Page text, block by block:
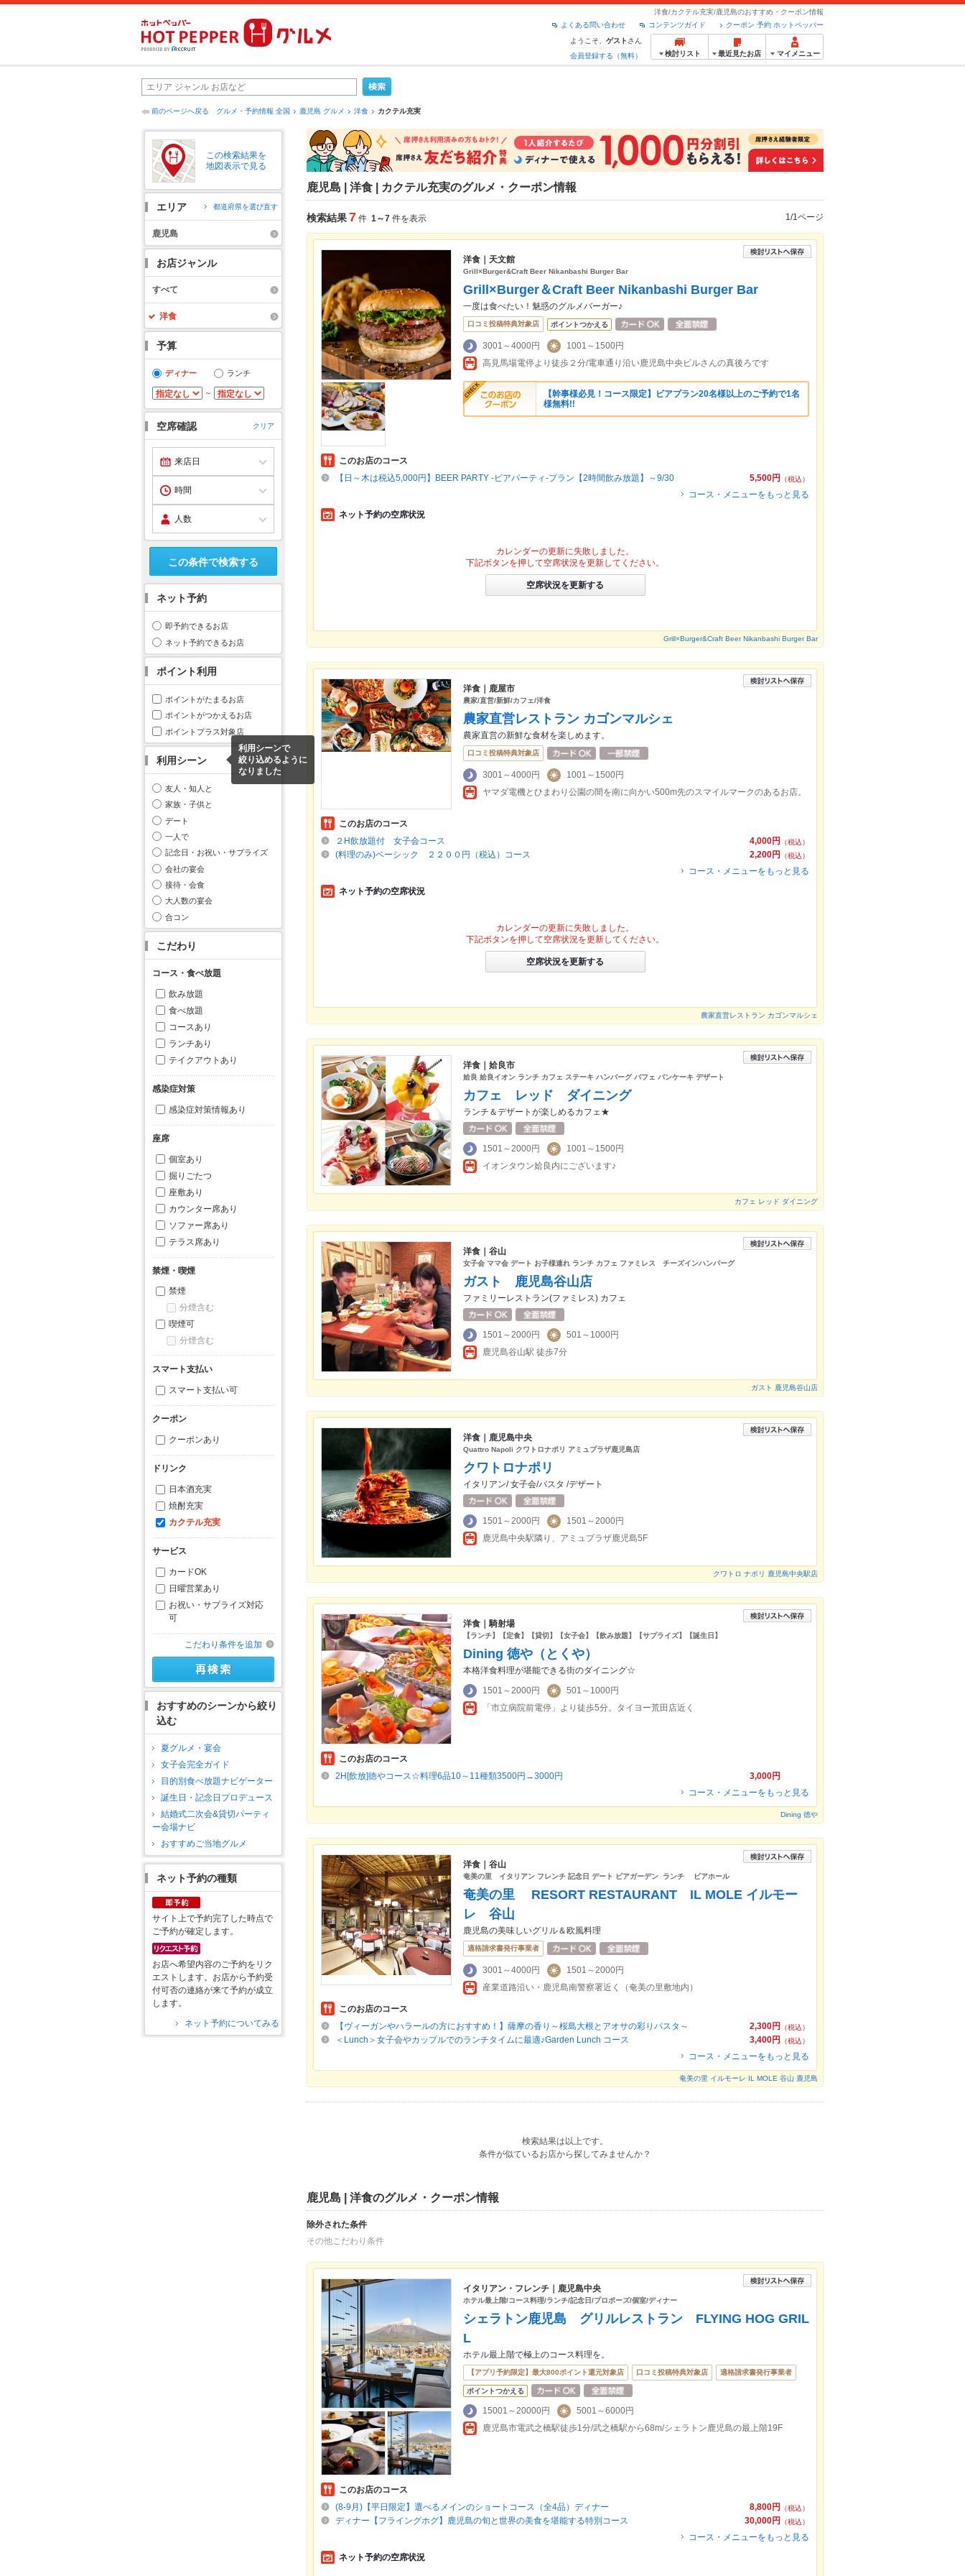
洋食/カクテル充実/鹿児島のおすすめ・クーポン情報
クーポン 予約 ホットペッパー
コンテンツガイド
よくある問い合わせ
ようこそ、 ゲスト さん
会員登録する（無料）
検討リスト 最近見たお店 マイメニュー
前のページへ戻る グルメ・予約情報 全国 鹿児島 グルメ 洋食 カクテル充実
この検索結果を
地図表示で見る
エリア 都道府県を選び直す
鹿児島
お店ジャンル
すべて
洋食
予算
ディナー ランチ
～
空席確認 クリア
この条件で検索する
ネット予約
即予約できるお店
ネット予約できるお店
ポイント利用
ポイントがたまるお店
ポイントがつかえるお店
ポイントプラス対象店
利用シーン
利用シーンで
絞り込めるように
なりました
友人・知人と
家族・子供と
デート
一人で
記念日・お祝い・サプライズ
会社の宴会
接待・会食
大人数の宴会
合コン
こだわり
コース・食べ放題
飲み放題
食べ放題
コースあり
ランチあり
テイクアウトあり
感染症対策
感染症対策情報あり
座席
個室あり
掘りごたつ
座敷あり
カウンター席あり
ソファー席あり
テラス席あり
禁煙・喫煙
禁煙
分煙含む
喫煙可
分煙含む
スマート支払い
スマート支払い可
クーポン
クーポンあり
ドリンク
日本酒充実
焼酎充実
カクテル充実
サービス
カードOK
日曜営業あり
お祝い・サプライズ対応
可
こだわり条件を追加
おすすめのシーンから絞り
込む
夏グルメ・宴会
女子会完全ガイド
目的別食べ放題ナビゲーター
誕生日・記念日プロデュース
結婚式二次会&貸切パーティ
ー会場ナビ
おすすめご当地グルメ
ネット予約の種類
サイト上で予約完了した時点で
ご予約が確定します。
お店へ希望内容のご予約をリク
エストします。お店から予約受
付可否の連絡が来て予約が成立
します。
ネット予約についてみる
鹿児島 | 洋食 | カクテル充実のグルメ・クーポン情報
検索結果7 件 1～7 件を表示 1/1ページ
洋食｜天文館
Grill×Burger&Craft Beer Nikanbashi Burger Bar
Grill×Burger＆Craft Beer Nikanbashi Burger Bar
一度は食べたい！魅惑のグルメバーガー♪
口コミ投稿特典対象店 ポイントつかえる
3001～4000円
1001～1500円
高見馬場電停より徒歩２分/電車通り沿い鹿児島中央ビルさんの真後ろです
【幹事様必見！コース限定】ビアプラン20名様以上のご予約で1名
様無料!!
このお店のコース
5,500円
（税込）
【日～木は税込5,000円】BEER PARTY -ビアパーティ-プラン【2時間飲み放題】～9/30
コース・メニューをもっと見る
ネット予約の空席状況
カレンダーの更新に失敗しました。
下記ボタンを押して空席状況を更新してください。
空席状況を更新する
Grill×Burger&Craft Beer Nikanbashi Burger Bar
洋食｜鹿屋市
農家/直営/新鮮/カフェ/洋食
農家直営レストラン カゴンマルシェ
農家直営の新鮮な食材を楽しめます。
口コミ投稿特典対象店
3001～4000円
1001～1500円
ヤマダ電機とひまわり公園の間を南に向かい500m先のスマイルマークのあるお店。
このお店のコース
4,000円
（税込）
２H飲放題付 女子会コース
2,200円
（税込）
(料理のみ)ベーシック ２２００円（税込）コース
コース・メニューをもっと見る
ネット予約の空席状況
カレンダーの更新に失敗しました。
下記ボタンを押して空席状況を更新してください。
空席状況を更新する
農家直営レストラン カゴンマルシェ
洋食｜姶良市
姶良 姶良イオン ランチ カフェ ステーキ ハンバーグ パフェ パンケーキ デザート
カフェ レッド ダイニング
ランチ＆デザートが楽しめるカフェ★
1501～2000円
1001～1500円
イオンタウン姶良内にございます♪
カフェ レッド ダイニング
洋食｜谷山
女子会 ママ会 デート お子様連れ ランチ カフェ ファミレス チーズインハンバーグ
ガスト 鹿児島谷山店
ファミリーレストラン(ファミレス) カフェ
1501～2000円
501～1000円
鹿児島谷山駅 徒歩7分
ガスト 鹿児島谷山店
洋食｜鹿児島中央
Quattro Napoli クワトロナポリ アミュプラザ鹿児島店
クワトロナポリ
イタリアン/ 女子会/パスタ /デザート
1501～2000円
1501～2000円
鹿児島中央駅隣り、アミュプラザ鹿児島5F
クワトロ ナポリ 鹿児島中央駅店
洋食｜騎射場
【ランチ】【定食】【貸切】【女子会】【飲み放題】【サプライズ】【誕生日】
Dining 徳や（とくや）
本格洋食料理が堪能できる街のダイニング☆
1501～2000円
501～1000円
「市立病院前電停」より徒歩5分。タイヨー荒田店近く
このお店のコース
3,000円
2H[飲放]徳やコース☆料理6品10～11種類3500円→3000円
コース・メニューをもっと見る
Dining 徳や
洋食｜谷山
奄美の里 イタリアン フレンチ 記念日 デート ビアガーデン ランチ ビアホール
奄美の里 RESORT RESTAURANT IL MOLE イルモー
レ 谷山
鹿児島の美味しいグリル＆欧風料理
適格請求書発行事業者
3001～4000円
1501～2000円
産業道路沿い・鹿児島南警察署近く（奄美の里敷地内）
このお店のコース
2,300円
（税込）
【ヴィーガンやハラールの方におすすめ！】薩摩の香り～桜島大根とアオサの彩りパスタ～
3,400円
（税込）
＜Lunch＞女子会やカップルでのランチタイムに最適♪Garden Lunch コース
コース・メニューをもっと見る
奄美の里 イルモーレ IL MOLE 谷山 鹿児島
検索結果は以上です。
条件が似ているお店から探してみませんか？
鹿児島 | 洋食のグルメ・クーポン情報
除外された条件
その他こだわり条件
イタリアン・フレンチ｜鹿児島中央
ホテル最上階/コース料理/ランチ/記念日/プロポーズ/個室/ディナー
シェラトン鹿児島 グリルレストラン FLYING HOG GRIL
L
ホテル最上階で極上のコース料理を。
【アプリ予約限定】最大800ポイント還元対象店 口コミ投稿特典対象店 適格請求書発行事業者
ポイントつかえる
15001～20000円
5001～6000円
鹿児島市電武之橋駅徒歩1分/武之橋駅から68m/シェラトン鹿児島の最上階19F
このお店のコース
8,800円
（税込）
(8-9月)【平日限定】選べるメインのショートコース（全4品）ディナー
30,000円
（税込）
ディナー【フライングホグ】鹿児島の旬と世界の美食を堪能する特別コース
コース・メニューをもっと見る
ネット予約の空席状況